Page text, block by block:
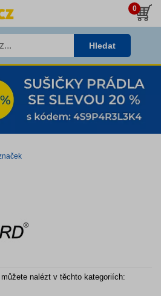
0
Hledat
nalézt v těchto kategoriích: